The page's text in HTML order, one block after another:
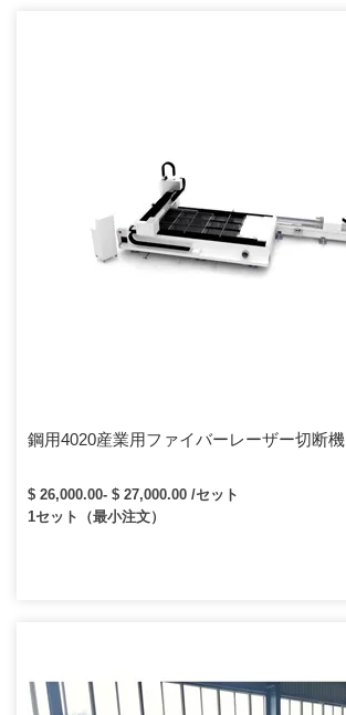
鋼用4020産業用ファイバーレーザー切断機
$ 26,000.00- $ 27,000.00 /セット
1セット（最小注文）